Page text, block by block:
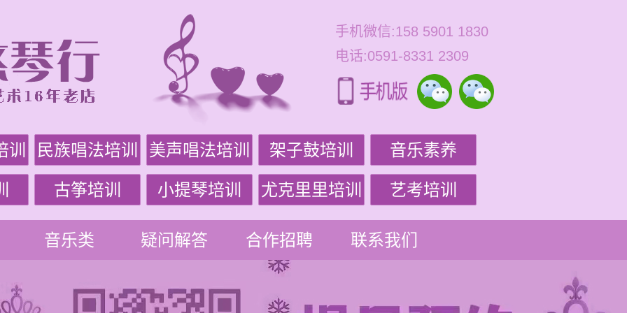
手机微信:158 5901 1830
电话:0591-8331 2309
民族唱法培训 美声唱法培训 架子鼓培训 音乐素养
古筝培训 小提琴培训 尤克里里培训 艺考培训
音乐类 疑问解答 合作招聘 联系我们